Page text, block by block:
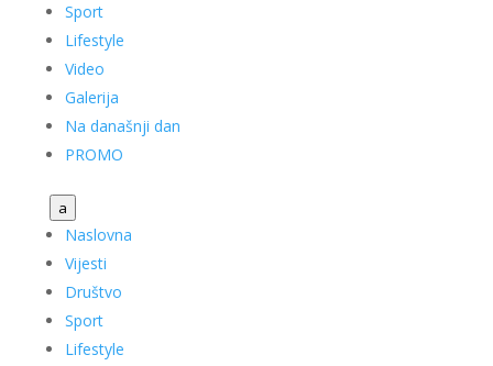
Sport
Lifestyle
Video
Galerija
Na današnji dan
PROMO
a
Naslovna
Vijesti
Društvo
Sport
Lifestyle